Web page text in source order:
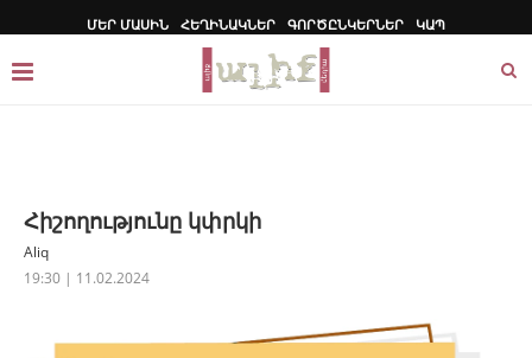
ՄԵՐ ՄԱՍԻՆ ՀԵՂԻՆԱԿՆԵՐ ԳՈՐԾԸՆԿԵՐՆԵՐ ԿԱՊ
Հիշողությունը կփրկի
Aliq
19:30 | 11.02.2024